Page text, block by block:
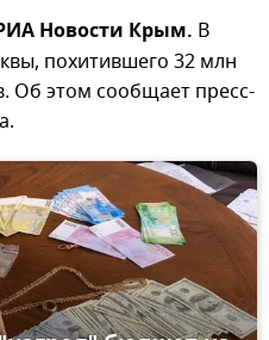
Новости Крым. В
похитившего 32 млн
Об этом сообщает пресс-